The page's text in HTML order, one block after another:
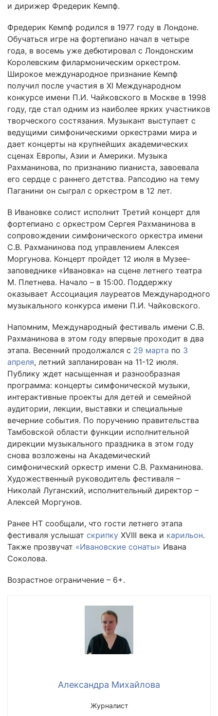
и дирижер Фредерик Кемпф.
Фредерик Кемпф родился в 1977 году в Лондоне.
Обучаться игре на фортепиано начал в четыре
года, в восемь уже дебютировал с Лондонским
Королевским филармоническим оркестром.
Широкое международное признание Кемпф
получил после участия в XI Международном
конкурсе имени П.И. Чайковского в Москве в 1998
году, где стал одним из наиболее ярких участников
творческого состязания. Музыкант выступает с
ведущими симфоническими оркестрами мира и
дает концерты на крупнейших академических
сценах Европы, Азии и Америки. Музыка
Рахманинова, по признанию пианиста, завоевала
его сердце с раннего детства. Рапсодию на тему
Паганини он сыграл с оркестром в 12 лет.
В Ивановке солист исполнит Третий концерт для
фортепиано с оркестром Сергея Рахманинова в
сопровождении симфонического оркестра имени
С.В. Рахманинова под управлением Алексея
Моргунова. Концерт пройдет 12 июля в Музее-
заповеднике «Ивановка» на сцене летнего театра
М. Плетнева. Начало – в 15:00. Поддержку
оказывает Ассоциация лауреатов Международного
музыкального конкурса имени П.И. Чайковского.
Напомним, Международный фестиваль имени С.В.
Рахманинова в этом году впервые проходит в два
этапа. Весенний продолжался с 29 марта по 3
апреля, летний запланирован на 11-12 июля.
Публику ждет насыщенная и разнообразная
программа: концерты симфонической музыки,
интерактивные проекты для детей и семейной
аудитории, лекции, выставки и специальные
вечерние события. По поручению правительства
Тамбовской области функции исполнительной
дирекции музыкального праздника в этом году
снова возложены на Академический
симфонический оркестр имени С.В. Рахманинова.
Художественный руководитель фестиваля –
Николай Луганский, исполнительный директор –
Алексей Моргунов.
Ранее НТ сообщали, что гости летнего этапа
фестиваля услышат скрипку XVIII века и карильон.
Также прозвучат «Ивановские сонаты» Ивана
Соколова.
Возрастное ограничение – 6+.
Александра Михайлова
Журналист